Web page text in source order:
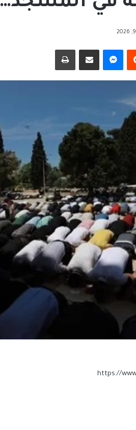
ماسنجر مشاركة عبر البريد طباعة
https://